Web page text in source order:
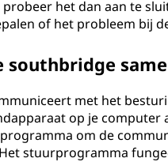
het dan aan te
of het probleem bij
southbridge
met het
op je
om de
stuurprogramma